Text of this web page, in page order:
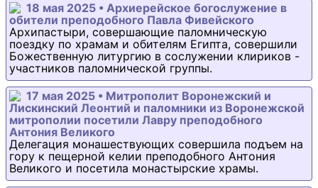
18 мая 2025 • Архиерейское богослужение в
обители преподобного Павла Фивейского
Архипастыри, совершающие паломническую
поездку по храмам и обителям Египта, совершили
Божественную литургию в сослужении клириков -
участников паломнической группы.
17 мая 2025 • Митрополит Воронежский и
Лискинский Леонтий и паломники из Воронежской
митрополии посетили Лавру преподобного
Антония Великого
Делегация монашествующих совершила подъем на
гору к пещерной келии преподобного Антония
Великого и посетила монастырские храмы.